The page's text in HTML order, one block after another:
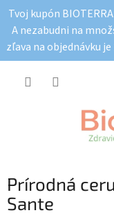
obsah
Tvoj kupón
A nezabudni na
zľava na objednávku
Prírodná
Sante